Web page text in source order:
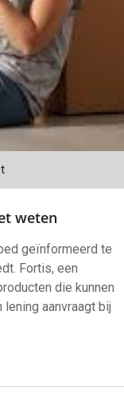
weten
geïnformeerd te
Fortis, een
die kunnen
aanvraagt bij